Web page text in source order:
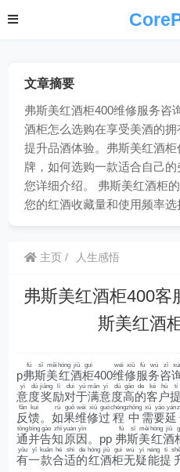
文章摘要
弗斯美红酒柜400维修服务咨
酒柜怎么选购在享受美酒的
提升品酒体验。弗斯美红酒
牌，如何选购一款适合自己
您详细介绍。 弗斯美红酒柜
您的红酒收藏量和使用频率
主页 人生感悟
弗斯美红酒柜400客
斯美红酒
p弗
fú
斯
sī
美
měi
红
hóng
酒
jiǔ
柜
guì
400维
wéi
修
xiū
服
fú
务
wù
咨
zī
意
yì
度
dù
奖
jiǎng
励
lì
对
duì
于
yú
满
mǎn
意
yì
度
dù
高
gāo
的
de
客
kè
户
hù
提
tí
反
fǎn
馈
kuì
。如
rú
果
guǒ
维
wéi
修
xiū
过
guò
程
chéng
中
zhōng
需
xū
要
yào
延
yán
通
tōng
并
bìng
告
gào
知
zhī
原
yuán
因
yīn
。pp 弗
fú
斯
sī
美
měi
红
hóng
酒
jiǔ
有
yǒu
一
yī
款
kuǎn
合
hé
适
shì
的
de
红
hóng
酒
jiǔ
柜
guì
无
wú
疑
yí
能
néng
提
tí